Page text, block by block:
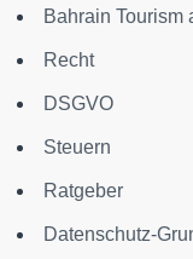
Bahrain Tourism
Recht
DSGVO
Steuern
Ratgeber
Datenschutz-